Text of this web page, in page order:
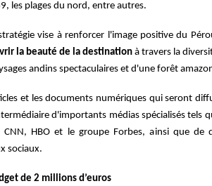
les plages du nord, entre autres.
vise à renforcer l'image positive du
la beauté de la destinationà travers la
andins spectaculaires et d'une forêt
et les documents numériques qui seront
d'importants médias spécialisés tels
CNN, HBO et le groupe Forbes, ainsi que de
sociaux.
de 2 millions d’euros